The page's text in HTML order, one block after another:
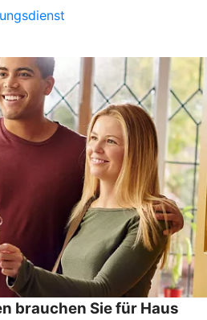
brauchen Sie für Haus